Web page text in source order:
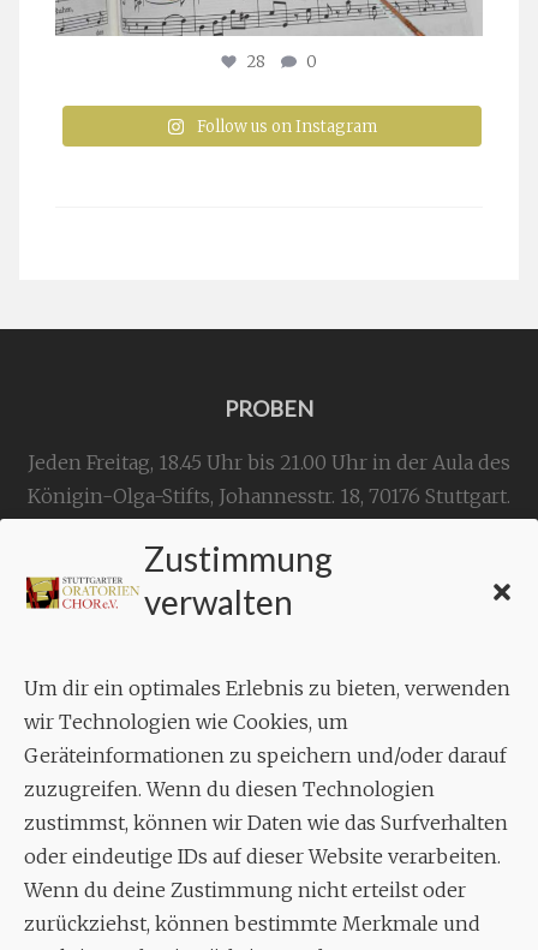
Zustimmung
verwalten
Um dir ein optimales Erlebnis zu bieten, verwenden
wir Technologien wie Cookies, um
Geräteinformationen zu speichern und/oder darauf
zuzugreifen. Wenn du diesen Technologien
zustimmst, können wir Daten wie das Surfverhalten
oder eindeutige IDs auf dieser Website verarbeiten.
Wenn du deine Zustimmung nicht erteilst oder
zurückziehst, können bestimmte Merkmale und
28 0
Follow us on Instagram
PROBEN
Jeden Freitag, 18.45 Uhr bis 21.00 Uhr in der Aula des
Königin-Olga-Stifts, Johannesstr. 18, 70176 Stuttgart.
KONTAKT
Geschäftsstelle:
Aixheimer Str. 18
70619 Stuttgart
MUSIK
Musikalischer Leiter:
Enrico Trummer
Tel.+49 (0)177 / 34 23 57 1